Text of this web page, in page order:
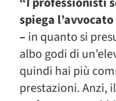
spiega
– in quanto si
albo godi di
quindi hai più
prestazioni. Anzi,